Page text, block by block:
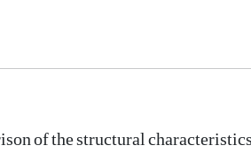
of the structural